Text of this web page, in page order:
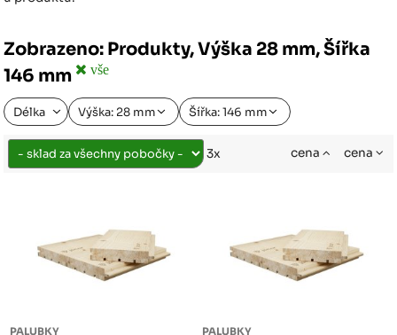
Zobrazeno: Produkty, Výška 28 mm, Šířka
146 mm
vše
Délka Výška: 28 mm Šířka: 146 mm
3x cena cena
PALUBKY PALUBKY